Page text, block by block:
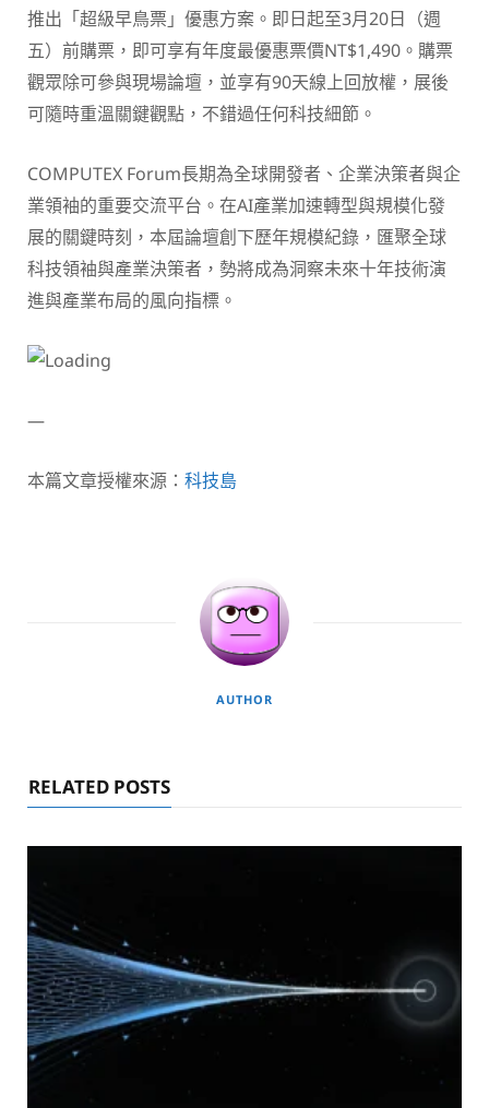
推出「超級早鳥票」優惠方案。即日起至3月20日（週
五）前購票，即可享有年度最優惠票價NT$1,490。購票
觀眾除可參與現場論壇，並享有90天線上回放權，展後
可隨時重溫關鍵觀點，不錯過任何科技細節。
COMPUTEX Forum長期為全球開發者、企業決策者與企
業領袖的重要交流平台。在AI產業加速轉型與規模化發
展的關鍵時刻，本屆論壇創下歷年規模紀錄，匯聚全球
科技領袖與產業決策者，勢將成為洞察未來十年技術演
進與產業布局的風向指標。
—
本篇文章授權來源： 科技島
AUTHOR
RELATED POSTS